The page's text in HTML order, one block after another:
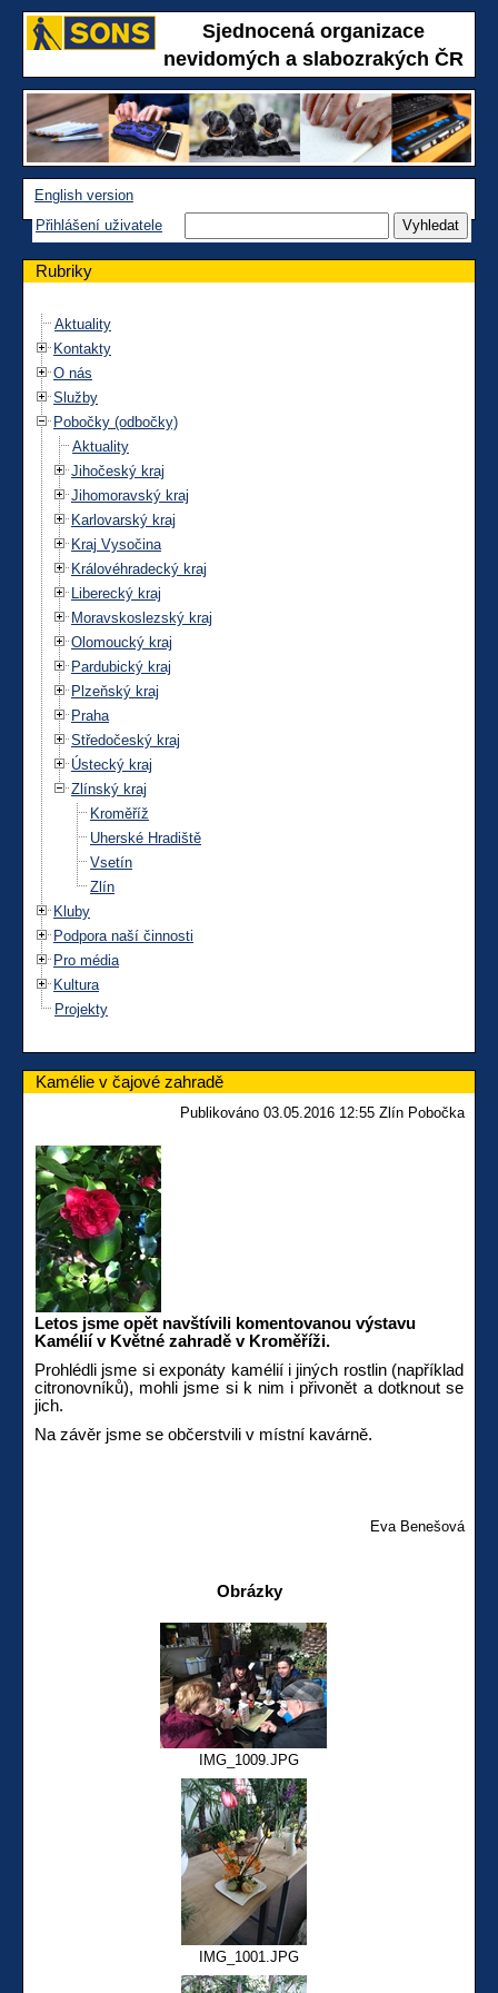
Sjednocená organizace
nevidomých a slabozrakých ČR
English version
Přihlášení uživatele
Rubriky
Aktuality
Kontakty
O nás
Služby
Pobočky (odbočky)
Aktuality
Jihočeský kraj
Jihomoravský kraj
Karlovarský kraj
Kraj Vysočina
Královéhradecký kraj
Liberecký kraj
Moravskoslezský kraj
Olomoucký kraj
Pardubický kraj
Plzeňský kraj
Praha
Středočeský kraj
Ústecký kraj
Zlínský kraj
Kroměříž
Uherské Hradiště
Vsetín
Zlín
Kluby
Podpora naší činnosti
Pro média
Kultura
Projekty
Kamélie v čajové zahradě
Publikováno 03.05.2016 12:55 Zlín Pobočka
Letos jsme opět navštívili komentovanou výstavu
Kamélií v Květné zahradě v Kroměříži.
Prohlédli jsme si exponáty kamélií i jiných rostlin (například
citronovníků), mohli jsme si k nim i přivonět a dotknout se
jich.
Na závěr jsme se občerstvili v místní kavárně.
Eva Benešová
Obrázky
IMG_1009.JPG
IMG_1001.JPG